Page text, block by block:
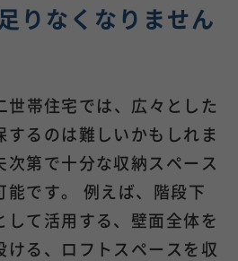
りなくなりません
帯住宅では、広々とした
するのは難しいかもしれま
次第で十分な収納スペース
能です。 例えば、階段下
して活用する、壁面全体を
ける、ロフトスペースを収